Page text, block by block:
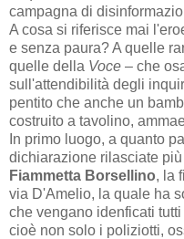
campagna di
A cosa si riferisce mai
e senza paura? A quelle
quelle della Voce – che
sull'attendibilità degli
pentito che anche un
costruito a tavolino,
In primo luogo, a quanto
dichiarazione rilasciate
Fiammetta Borsellino, la
via D'Amelio, la quale ha
che vengano idenficati
cioè non solo i poliziotti,